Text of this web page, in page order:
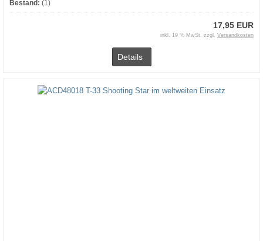
Bestand: (1)
17,95 EUR
inkl. 19 % MwSt. zzgl. Versandkosten
Details